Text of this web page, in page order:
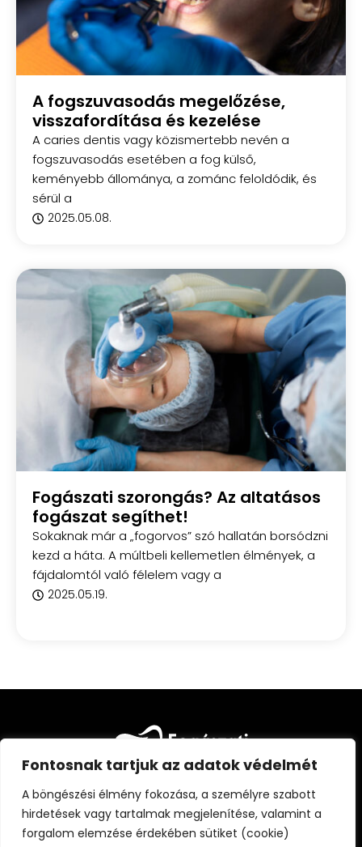
Fontosnak tartjuk az adatok védelmét
A böngészési élmény fokozása, a személyre szabott
hirdetések vagy tartalmak megjelenítése, valamint a
forgalom elemzése érdekében sütiket (cookie)
A fogszuvasodás megelőzése,
visszafordítása és kezelése
A caries dentis vagy közismertebb nevén a
fogszuvasodás esetében a fog külső,
keményebb állománya, a zománc feloldódik, és
sérül a
2025.05.08.
Fogászati szorongás? Az altatásos
fogászat segíthet!
Sokaknak már a „fogorvos” szó hallatán borsódzni
kezd a háta. A múltbeli kellemetlen élmények, a
fájdalomtól való félelem vagy a
2025.05.19.
FŐOLDAL CIKKEK FOGÁSZATI KISOKOS